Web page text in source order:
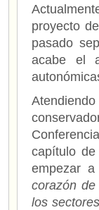
proyecto
pasado
acabe el
capítulo
empezar
corazón
los